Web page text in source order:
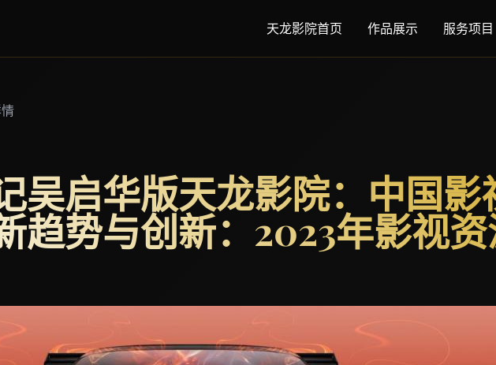
天龙影院首页 作品展示 服务项目
吴启华版天龙影院：中国影
趋势与创新：2023年影视